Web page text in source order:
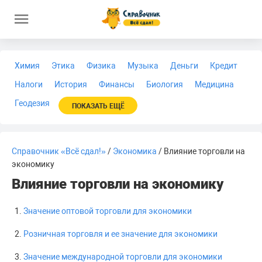
Химия Этика Физика Музыка Деньги
Кредит
Налоги
История Финансы Биология
Медицина
Геодезия
ПОКАЗАТЬ ЕЩЁ
Справочник «Всё сдал!»/ Экономика / Влияние торговли на
экономику
Влияние торговли на экономику
Значение оптовой торговли для экономики
Розничная торговля и ее значение для экономики
Значение международной торговли для экономики